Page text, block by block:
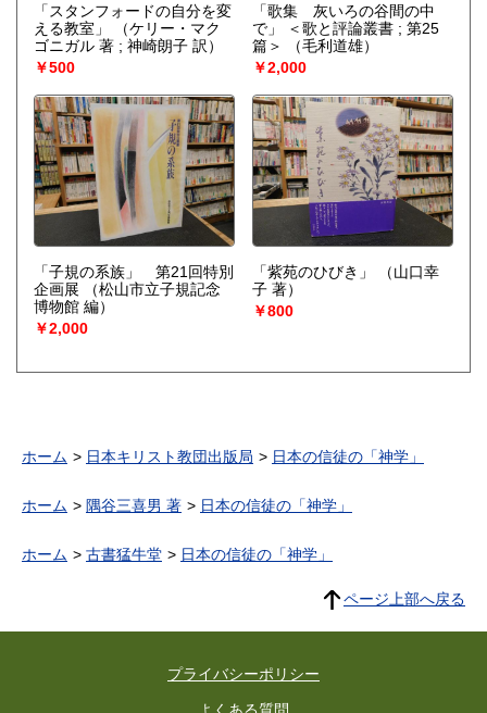
「スタンフォードの自分を変
える教室」
（ケリー・マク
ゴニガル 著 ; 神崎朗子 訳）
￥500
「歌集 灰いろの谷間の中
で」 ＜歌と評論叢書 ; 第25
篇＞
（毛利道雄）
￥2,000
「子規の系族」 第21回特別
企画展
（松山市立子規記念
博物館 編）
￥2,000
「紫苑のひびき」
（山口幸
子 著）
￥800
ホーム 日本キリスト教団出版局 日本の信徒の「神学」
ホーム 隅谷三喜男 著 日本の信徒の「神学」
ホーム 古書猛牛堂 日本の信徒の「神学」
ページ上部へ戻る
プライバシーポリシー
よくある質問